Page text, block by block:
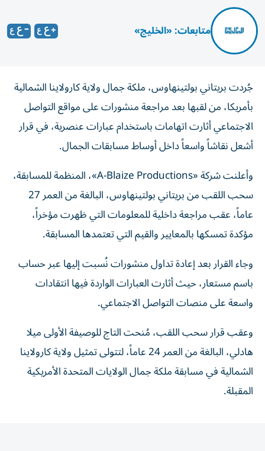
متابعات: «الخليج»
جُردت بريتاني بولتينهاوس، ملكة جمال ولاية كارولاينا الشمالية
بأمريكا، من لقبها بعد مراجعة منشورات على مواقع التواصل
الاجتماعي أثارت اتهامات باستخدام عبارات عنصرية، في قرار
أشعل نقاشاً واسعاً داخل أوساط مسابقات الجمال.
وأعلنت شركة «A-Blaize Productions»، المنظمة للمسابقة،
سحب اللقب من بريتاني بولتينهاوس، البالغة من العمر 27
عاماً، عقب مراجعة داخلية للمعلومات التي ظهرت مؤخراً،
مؤكدة تمسكها بالمعايير والقيم التي تعتمدها المسابقة.
وجاء القرار بعد إعادة تداول منشورات نُسبت إليها عبر حساب
باسم مستعار، حيث أثارت العبارات الواردة فيها انتقادات
واسعة على منصات التواصل الاجتماعي.
وعقب قرار سحب اللقب، مُنحت التاج للوصيفة الأولى ميلا
هادلي، البالغة من العمر 24 عاماً، لتتولى تمثيل ولاية كارولاينا
الشمالية في مسابقة ملكة جمال الولايات المتحدة الأمريكية
المقبلة.